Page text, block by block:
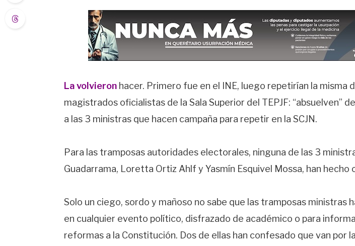
La volvieron hacer. Primero fue en el INE, luego repetirían la misma
magistrados oficialistas de la Sala Superior del TEPJF: “absuelven”
a las 3 ministras que hacen campaña para repetir en la SCJN.
Para las tramposas autoridades electorales, ninguna de las 3
Guadarrama, Loretta Ortiz Ahlf y Yasmín Esquivel Mossa, han hecho
Solo un ciego, sordo y mañoso no sabe que las tramposas ministras
en cualquier evento político, disfrazado de académico o para
reformas a la Constitución. Dos de ellas han confesado que van por